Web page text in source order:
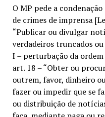
O MP pede a
de crimes de imprensa
“Publicar ou divulgar
verdadeiros truncados
I – perturbação da
art. 18 – “Obter ou
outrem, favor, dinheiro
fazer ou impedir que se
ou distribuição de